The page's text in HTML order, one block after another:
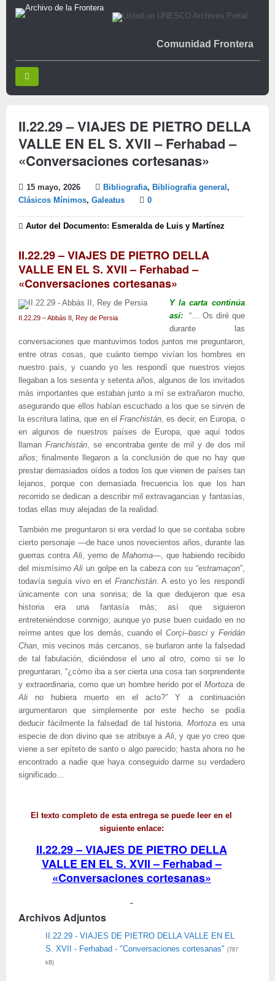
Comunidad Frontera
II.22.29 – VIAJES DE PIETRO DELLA
VALLE EN EL S. XVII – Ferhabad –
«Conversaciones cortesanas»
15 mayo, 2026 Bibliografia, Bibliografia general ,
Clásicos Mínimos, Galeatus 0
Autor del Documento: Esmeralda de Luis y Martínez
II.22.29 – VIAJES DE PIETRO DELLA
VALLE EN EL S. XVII – Ferhabad –
«Conversaciones cortesanas»
II.22.29 – Abbás II, Rey de Persia
Y la carta continúa
así:
“… Os diré que
durante las
conversaciones que mantuvimos todos juntos me preguntaron,
entre otras cosas, que cuánto tiempo vivían los hombres en
nuestro país, y cuando yo les respondí que nuestros viejos
llegaban a los sesenta y setenta años, algunos de los invitados
más importantes que estaban junto a mí se extrañaron mucho,
asegurando que ellos habían escuchado a los que se sirven de
la escritura latina, que en el Franchistán, es decir, en Europa, o
en algunos de nuestros países de Europa, que aquí todos
llaman Franchistán, se encontraba gente de mil y de dos mil
años; finalmente llegaron a la conclusión de que no hay que
prestar demasiados oídos a todos los que vienen de países tan
lejanos, porque con demasiada frecuencia los que los han
recorrido se dedican a describir mil extravagancias y fantasías,
todas ellas muy alejadas de la realidad.
También me preguntaron si era verdad lo que se contaba sobre
cierto personaje —de hace unos novecientos años, durante las
guerras contraAli, yerno de Mahoma—, que habiendo recibido
del mismísimoAli un golpe en la cabeza con su “estramaçon”,
todavía seguía vivo en el Franchistán. A esto yo les respondí
únicamente con una sonrisa; de la que dedujeron que esa
historia era una fantasía más; así que siguieron
entreteniéndose conmigo; aunque yo puse buen cuidado en no
reírme antes que los demás, cuando el Corçi–basciy Feridán
Chan, mis vecinos más cercanos, se burlaron ante la falsedad
de tal fabulación, diciéndose el uno al otro, como si se lo
preguntaran, “¿cómo iba a ser cierta una cosa tan sorprendente
y extraordinaria, como que un hombre herido por elMortoza de
Ali no hubiera muerto en el acto?” Y a continuación
argumentaron que simplemente por este hecho se podía
deducir fácilmente la falsedad de tal historia.Mortoza es una
especie de don divino que se atribuye aAli, y que yo creo que
viene a ser epíteto de santo o algo parecido; hasta ahora no he
encontrado a nadie que haya conseguido darme su verdadero
significado…
El texto completo de esta entrega se puede leer en el
siguiente enlace:
II.22.29 – VIAJES DE PIETRO DELLA
VALLE EN EL S. XVII – Ferhabad –
«Conversaciones cortesanas»
Archivos Adjuntos
II.22.29 - VIAJES DE PIETRO DELLA VALLE EN EL
S. XVII - Ferhabad - "Conversaciones cortesanas" (787
kB)